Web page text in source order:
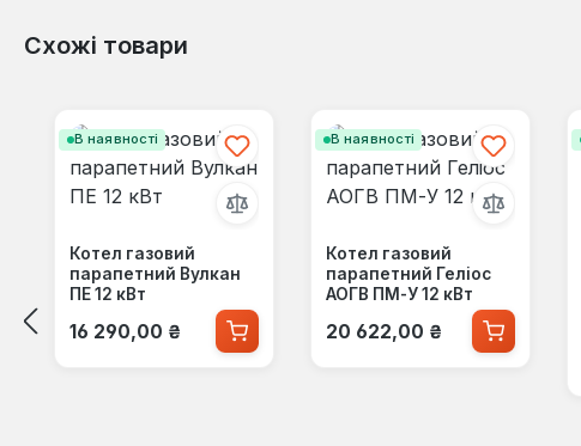
Схожі товари
В наявності
Котел газовий
парапетний Вулкан
ПЕ 12 кВт
Звичайна ціна:
16 290,00 ₴
В наявності
Котел газовий
парапетний Геліос
АОГВ ПМ-У 12 кВт
Звичайна ціна:
20 622,00 ₴